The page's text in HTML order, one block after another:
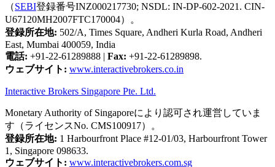
（SEBI登録番号INZ000217730; NSDL: IN-DP-602-2021. CIN-
U67120MH2007FTC170004）。
登録所在地: 502/A, Times Square, Andheri Kurla Road, Andheri
East, Mumbai 400059, India
電話: +91-22-61289888 | Fax: +91-22-61289898.
ウェブサイト: www.interactivebrokers.co.in
Interactive Brokers Singapore Pte. Ltd.
Monetary Authority of Singaporeにより認可され運営していま
す（ライセンスNo. CMS100917）。
登録所在地: 1 Harbourfront Place #12-01/03, Harbourfront Tower
1, Singapore 098633.
ウェブサイト: www.interactivebrokers.com.sg